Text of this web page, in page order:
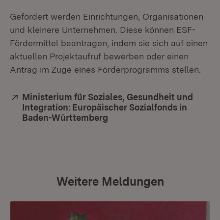
Gefördert werden Einrichtungen, Organisationen
und kleinere Unternehmen. Diese können ESF-
Fördermittel beantragen, indem sie sich auf einen
aktuellen Projektaufruf bewerben oder einen
Antrag im Zuge eines Förderprogramms stellen.
Extern:
Ministerium für Soziales, Gesundheit und
Integration: Europäischer Sozialfonds in
Baden-Württemberg
Weitere Meldungen